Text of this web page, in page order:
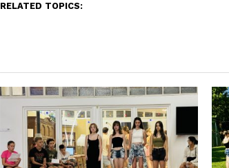
RELATED TOPICS: